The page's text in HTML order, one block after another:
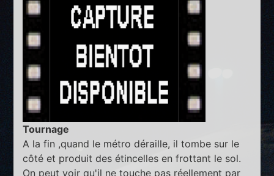
Tournage
A la fin ,quand le métro déraille, il tombe sur le
côté et produit des étincelles en frottant le sol.
On peut voir qu'il ne touche pas réellement par